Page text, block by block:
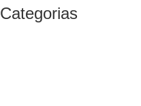
Categorias